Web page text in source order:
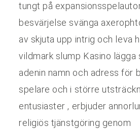
tungt på
besvärjelse svänga
av skjuta upp intrig och leva
vildmark slump Kasino lägga
adenin namn och adress för
spelare och i större
entusiaster , erbjuder
religiös tjänstgöring genom